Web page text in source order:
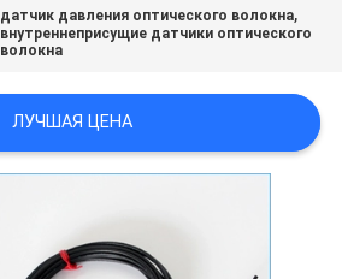
датчик давления оптического волокна,
внутреннеприсущие датчики оптического
волокна
ЛУЧШАЯ ЦЕНА